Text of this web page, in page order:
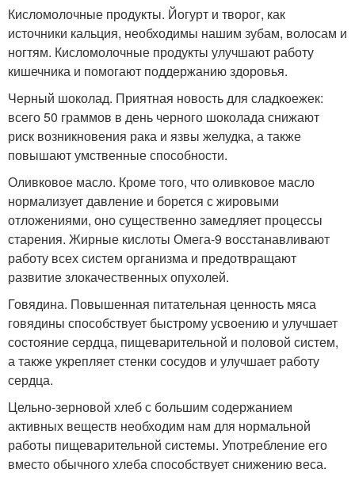
Кисломолочные продукты. Йогурт и творог, как
источники кальция, необходимы нашим зубам, волосам и
ногтям. Кисломолочные продукты улучшают работу
кишечника и помогают поддержанию здоровья.
Черный шоколад. Приятная новость для сладкоежек:
всего 50 граммов в день черного шоколада снижают
риск возникновения рака и язвы желудка, а также
повышают умственные способности.
Оливковое масло. Кроме того, что оливковое масло
нормализует давление и борется с жировыми
отложениями, оно существенно замедляет процессы
старения. Жирные кислоты Омега-9 восстанавливают
работу всех систем организма и предотвращают
развитие злокачественных опухолей.
Говядина. Повышенная питательная ценность мяса
говядины способствует быстрому усвоению и улучшает
состояние сердца, пищеварительной и половой систем,
а также укрепляет стенки сосудов и улучшает работу
сердца.
Цельно-зерновой хлеб с большим содержанием
активных веществ необходим нам для нормальной
работы пищеварительной системы. Употребление его
вместо обычного хлеба способствует снижению веса.